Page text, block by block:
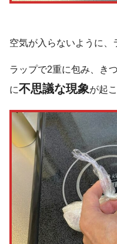
空気が入らないように、
ラップで2重に包み、き
に不思議な現象が起